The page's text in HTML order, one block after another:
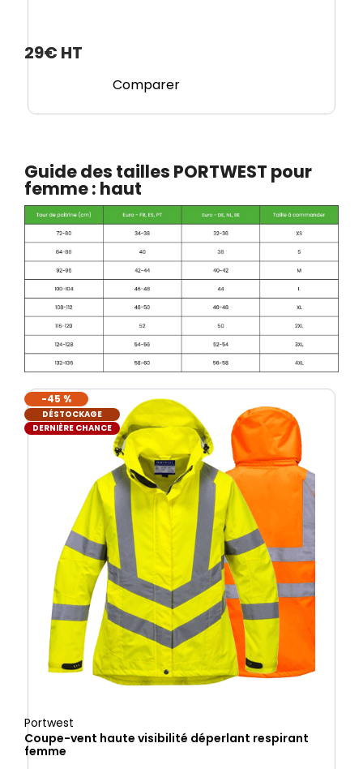
29€ HT
Comparer
Guide des tailles PORTWEST pour
femme : haut
-45 %
DÉSTOCKAGE
DERNIÈRE CHANCE
Portwest
Coupe-vent haute visibilité déperlant respirant
femme